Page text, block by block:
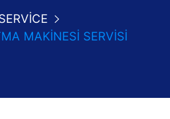
MAKINESI SERVISI